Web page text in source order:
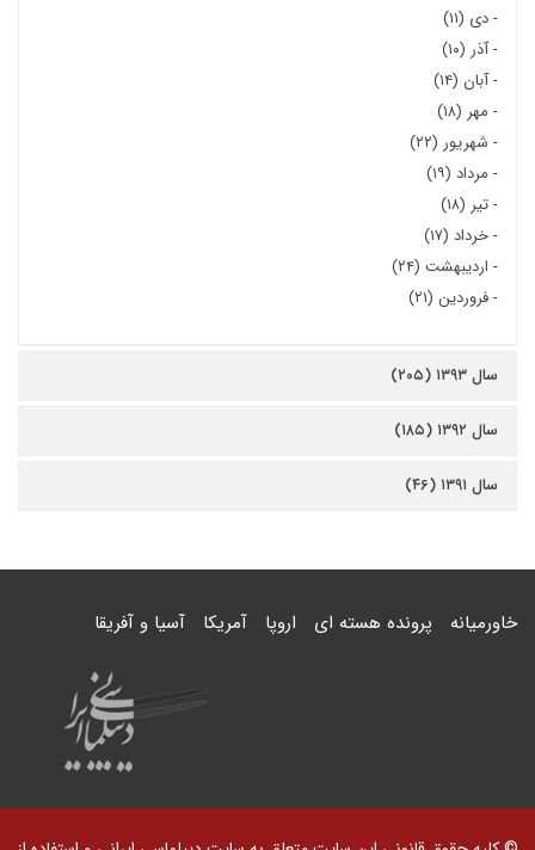
-دی (۱۱)
-آذر (۱۰)
-آبان (۱۴)
- مهر (۱۸)
- شهریور (۲۲)
- مرداد (۱۹)
-تیر (۱۸)
-خرداد (۱۷)
- اردیبهشت (۲۴)
-فروردین (۲۱)
سال ۱۳۹۳ (۲۰۵)
سال ۱۳۹۲ (۱۸۵)
سال ۱۳۹۱ (۴۶)
خاورمیانه پرونده هسته ای اروپا آمریکا آسیا و آفریقا